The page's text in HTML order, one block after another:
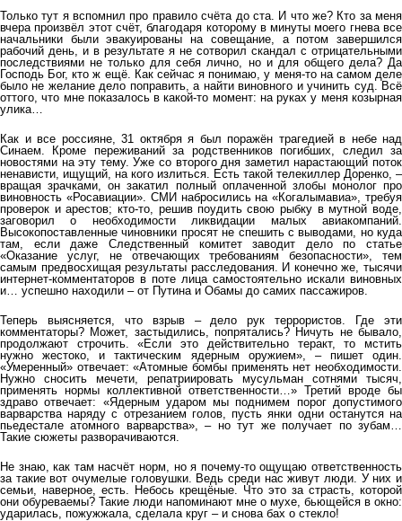
Только тут я вспомнил про правило счёта до ста. И что же? Кто за меня
вчера произвёл этот счёт, благодаря которому в минуты моего гнева все
начальники были эвакуированы на совещание, а потом завершился
рабочий день, и в результате я не сотворил скандал с отрицательными
последствиями не только для себя лично, но и для общего дела? Да
Господь Бог, кто ж ещё. Как сейчас я понимаю, у меня-то на самом деле
было не желание дело поправить, а найти виновного и учинить суд. Всё
оттого, что мне показалось в какой-то момент: на руках у меня козырная
улика…
Как и все россияне, 31 октября я был поражён трагедией в небе над
Синаем. Кроме переживаний за родственников погибших, следил за
новостями на эту тему. Уже со второго дня заметил нарастающий поток
ненависти, ищущий, на кого излиться. Есть такой телекиллер Доренко, –
вращая зрачками, он закатил полный оплаченной злобы монолог про
виновность «Росавиации». СМИ набросились на «Когалымавиа», требуя
проверок и арестов; кто-то, решив поудить свою рыбку в мутной воде,
заговорил о необходимости ликвидации малых авиакомпаний.
Высокопоставленные чиновники просят не спешить с выводами, но куда
там, если даже Следственный комитет заводит дело по статье
«Оказание услуг, не отвечающих требованиям безопасности», тем
самым предвосхищая результаты расследования. И конечно же, тысячи
интернет-комментаторов в поте лица самостоятельно искали виновных
и… успешно находили – от Путина и Обамы до самих пассажиров.
Теперь выясняется, что взрыв – дело рук террористов. Где эти
комментаторы? Может, застыдились, попрятались? Ничуть не бывало,
продолжают строчить. «Если это действительно теракт, то мстить
нужно жестоко, и тактическим ядерным оружием», – пишет один.
«Умеренный» отвечает: «Атомные бомбы применять нет необходимости.
Нужно сносить мечети, репатриировать мусульман сотнями тысяч,
применять нормы коллективной ответственности…» Третий вроде бы
здраво отвечает: «Ядерным ударом мы поднимем порог допустимого
варварства наряду с отрезанием голов, пусть янки одни останутся на
пьедестале атомного варварства», – но тут же получает по зубам…
Такие сюжеты разворачиваются.
Не знаю, как там насчёт норм, но я почему-то ощущаю ответственность
за такие вот очумелые головушки. Ведь среди нас живут люди. У них и
семьи, наверное, есть. Небось крещёные. Что это за страсть, которой
они обуреваемы? Такие люди напоминают мне о мухе, бьющейся в окно:
ударилась, пожужжала, сделала круг – и снова бах о стекло!